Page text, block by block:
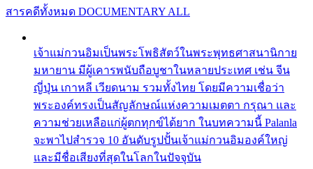
สารคดีทั้งหมด DOCUMENTARY ALL
เจ้าแม่กวนอิมเป็นพระโพธิสัตว์ในพระพุทธศาสนานิกาย
มหายาน มีผู้เคารพนับถือบูชาในหลายประเทศ เช่น จีน
ญี่ปุ่น เกาหลี เวียดนาม รวมทั้งไทย โดยมีความเชื่อว่า
พระองค์ทรงเป็นสัญลักษณ์แห่งความเมตตา กรุณา และ
ความช่วยเหลือแก่ผู้ตกทุกข์ได้ยาก ในบทความนี้ Palanla
จะพาไปสำรวจ 10 อันดับรูปปั้นเจ้าแม่กวนอิมองค์ใหญ่
และมีชื่อเสียงที่สุดในโลกในปัจจุบัน